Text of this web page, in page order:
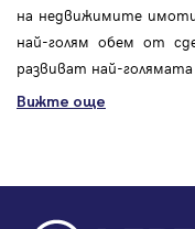
на недвижимите
най-голям обем от
развиват най-
Вижте още